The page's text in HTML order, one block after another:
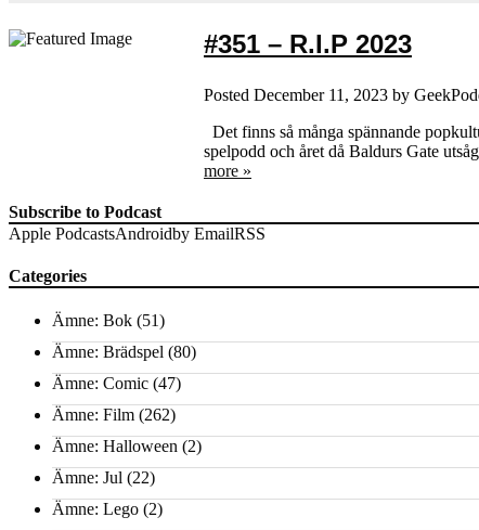
#351 – R.I.P 2023
Posted December 11, 2023 by
Det finns så många spännande
spelpodd och året då Baldurs Gate
more »
Subscribe to Podcast
Apple PodcastsAndroidby EmailRSS
Categories
Ämne: Bok (51)
Ämne: Brädspel (80)
Ämne: Comic (47)
Ämne: Film (262)
Ämne: Halloween (2)
Ämne: Jul (22)
Ämne: Lego (2)